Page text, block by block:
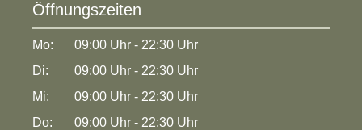
Öffnungszeiten
Mo:
09:00 Uhr - 22:30 Uhr
Di:
09:00 Uhr - 22:30 Uhr
Mi:
09:00 Uhr - 22:30 Uhr
Do:
09:00 Uhr - 22:30 Uhr